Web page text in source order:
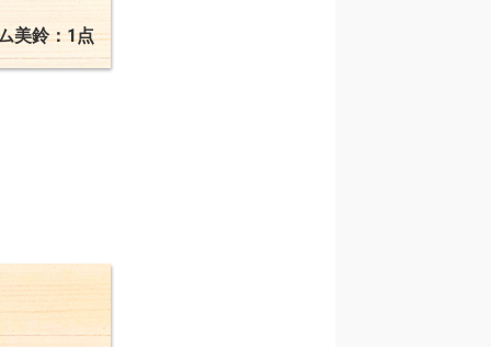
美鈴：1点